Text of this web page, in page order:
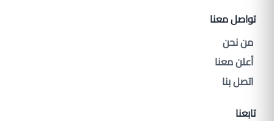
تواصل معنا
من نحن
أعلن معنا
اتصل بنا
تابعنا